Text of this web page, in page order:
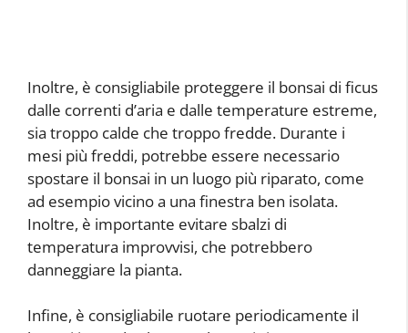
Inoltre, è consigliabile proteggere il bonsai di ficus
dalle correnti d’aria e dalle temperature estreme,
sia troppo calde che troppo fredde. Durante i
mesi più freddi, potrebbe essere necessario
spostare il bonsai in un luogo più riparato, come
ad esempio vicino a una finestra ben isolata.
Inoltre, è importante evitare sbalzi di
temperatura improvvisi, che potrebbero
danneggiare la pianta.
Infine, è consigliabile ruotare periodicamente il